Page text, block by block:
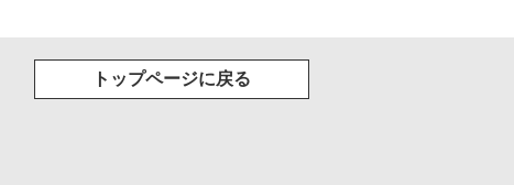
トップページに戻る